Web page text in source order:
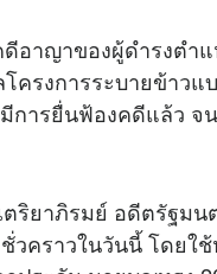
าญาของผู้ดำรงตำแ
ครงการระบายข้าวแ
การยื่นฟ้องคดีแล้ว จ
ริยาภิรมย์ อดีตรัฐมน
คราวในวันนี้ โดยใ